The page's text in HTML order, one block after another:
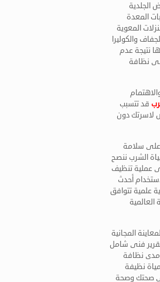
الجلدية
المعدة
المعوية
والكوليرا
نتيجة عدم
نظافة
قد تتسبب
لاسرتك دون
على سلامة
الشرب ننصح
عملية تنظيف
أحدث
علمية تتوافق
المجانية
فنى شامل
مدى نظافة
نظيفة
صحتك وصحة